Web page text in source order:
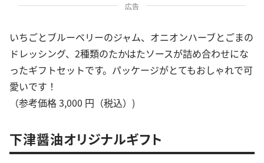
広告
いちごとブルーベリーのジャム、オニオンハーブとごまの
ドレッシング、2種類のたかはたソースが詰め合わせにな
ったギフトセットです。パッケージがとてもおしゃれで可
愛いです！
（参考価格 3,000 円（税込）)
下津醤油オリジナルギフト